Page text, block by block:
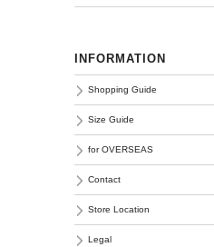
INFORMATION
Shopping Guide
Size Guide
for OVERSEAS
Contact
Store Location
Legal